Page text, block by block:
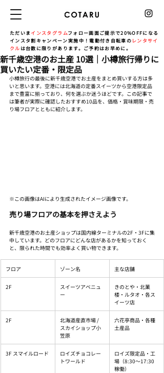
ただいま インスタグラムフォロー画面ご提示で20%OFFになる
インスタ割キャンペーン実施中！電動付き自転車の レンタサイ
クル は台数に限りがあります。ご予約はお早めに。
新千歳空港のお土産 10選｜小樽旅行帰りに
買いたい定番・限定品
小樽旅行の最後に新千歳空港でお土産をまとめ買いする方は多
いと思います。空港には北海道の定番スイーツから空港限定品
まで豊富に揃っており、何を選ぶか迷うほどです。この記事で
は筆者が実際に確認したおすすめ10品を、価格・賞味期限・売
り場フロアとともに紹介します。
※この画像はAIにより生成されたイメージ画像です。
売り場フロアの基本を押さえよう
新千歳空港のお土産ショップは国内線ターミナルの2F・3Fに集
中しています。どのフロアにどんな店があるかを知っておく
と、限られた時間でも効率よく買い物できます。
フロア ゾーン名 主な店舗
2F
スイーツアベニュ
ー
きのとや・北菓
楼・ルタオ・各ス
イーツ店
2F
北海道産直市場 /
スカイショップ小
笠原
六花亭商品・各種
土産品
3F スマイルロード
ロイズチョコレー
トワールド
ロイズ限定品・工
場（8:30〜17:30
稼働）